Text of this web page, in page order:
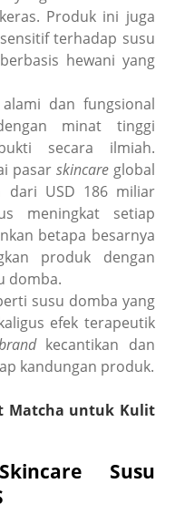
Produk ini juga
terhadap susu
hewani yang
dan fungsional
minat tinggi
secara ilmiah.
pasar skincareglobal
dari USD 186 miliar
meningkat setiap
betapa besarnya
produk dengan
domba.
susu domba yang
efek terapeutik
kecantikan dan
kandungan produk.
Matcha untuk Kulit
Susu